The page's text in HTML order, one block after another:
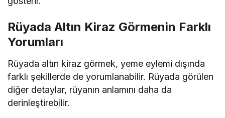
Rüyada Altın Kiraz Görmenin Farklı
Yorumları
Rüyada altın kiraz görmek, yeme eylemi dışında
farklı şekillerde de yorumlanabilir. Rüyada görülen
diğer detaylar, rüyanın anlamını daha da
derinleştirebilir.